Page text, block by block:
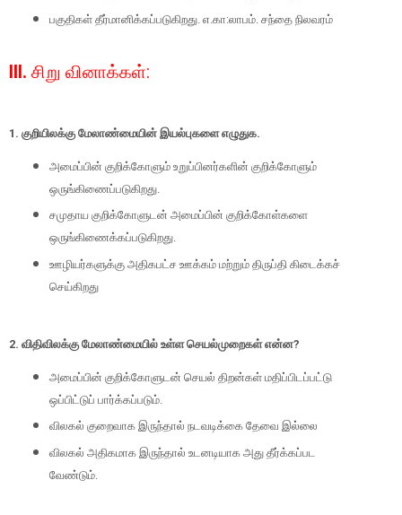
பகுதிகள் தீர்மானிக்கப்படுகிறது. எ.கா:லாபம். சந்தை நிலவரம்
III. சிறு வினாக்கள்:
1. குறியிலக்கு மேலாண்மையின் இயல்புகளை எழுதுக.
அமைப்பின் குறிக்கோளும் உறுப்பினர்களின் குறிக்கோளும்
ஒருங்கிணைப்படுகிறது.
சமுதாய குறிக்கோளுடன் அமைப்பின் குறிக்கோள்களை
ஒருங்கிணைக்கப்படுகிறது.
ஊழியர்களுக்கு அதிகபட்ச ஊக்கம் மற்றும் திருப்தி கிடைக்கச்
செய்கிறது
2. விதிவிலக்கு மேலாண்மையில் உள்ள செயல்முறைகள் என்ன?
அமைப்பின் குறிக்கோளுடன் செயல் திறன்கள் மதிப்பிடப்பட்டு
ஒப்பிட்டுப் பார்க்கப்படும்.
விலகல் குறைவாக இருந்தால் நடவடிக்கை தேவை இல்லை
விலகல் அதிகமாக இருந்தால் உடனடியாக அது தீர்க்கப்பட
வேண்டும்.